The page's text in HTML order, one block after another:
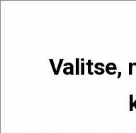
Valitse,
Kehitän ja kehityn